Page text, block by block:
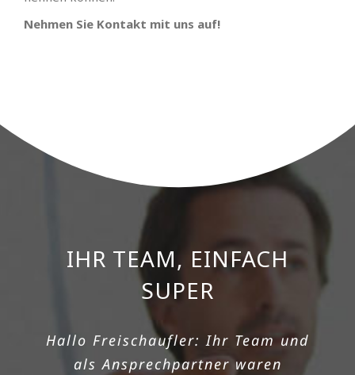
Nehmen Sie Kontakt mit uns auf!
IHR TEAM, EINFACH
SUPER
Hallo Freischaufler: Ihr Team und
als Ansprechpartner waren
UNSCHLAGBARES
ANGEBOT MIT
SCHNELLEM
RÄUMUNGSTERMIN